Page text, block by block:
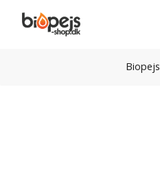
Biopejs